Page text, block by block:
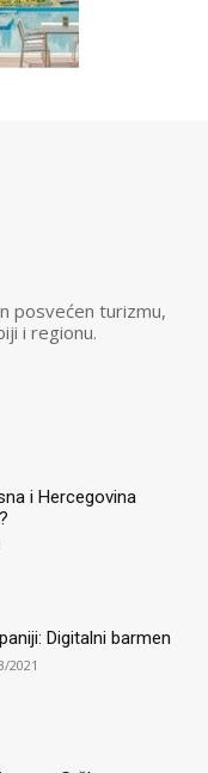
posvećen turizmu,
i regionu.
i Hercegovina
Digitalni barmen
2021